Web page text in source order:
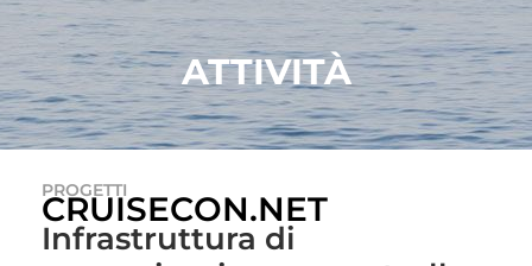
ATTIVITÀ
PROGETTI
CRUISECON.NET
Infrastruttura di